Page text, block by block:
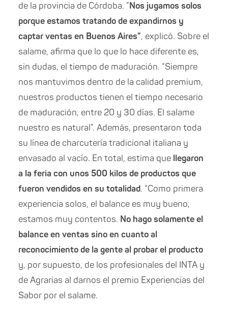
de la provincia de Córdoba. ”Nos jugamos solos
porque estamos tratando de expandirnos y
captar ventas en Buenos Aires”, explicó. Sobre el
salame, afirma que lo que lo hace diferente es,
sin dudas, el tiempo de maduración. “Siempre
nos mantuvimos dentro de la calidad premium,
nuestros productos tienen el tiempo necesario
de maduración, entre 20 y 30 días. El salame
nuestro es natural”. Además, presentaron toda
su línea de charcutería tradicional italiana y
envasado al vacío. En total, estima que llegaron
a la feria con unos 500 kilos de productos que
fueron vendidos en su totalidad. “Como primera
experiencia solos, el balance es muy bueno,
estamos muy contentos. No hago solamente el
balance en ventas sino en cuanto al
reconocimiento de la gente al probar el producto
y, por supuesto, de los profesionales del INTA y
de Agrarias al darnos el premio Experiencias del
Sabor por el salame.